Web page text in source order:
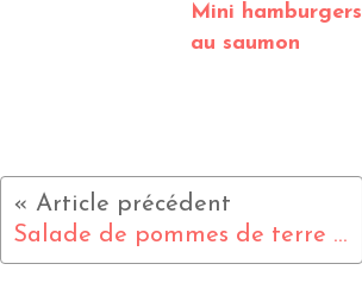
Mini hamburgers
au saumon
Salade de pommes de terre au poulpe et câprons